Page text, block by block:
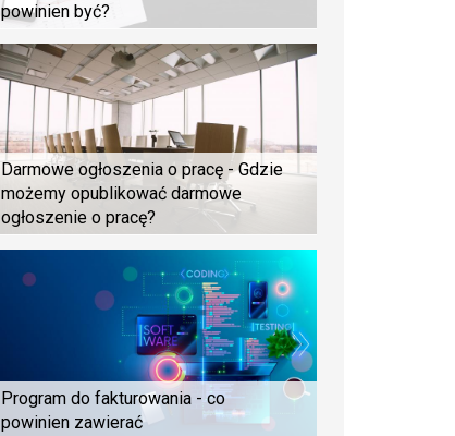
powinien być?
Darmowe ogłoszenia o pracę - Gdzie
możemy opublikować darmowe
ogłoszenie o pracę?
Program do fakturowania - co
powinien zawierać